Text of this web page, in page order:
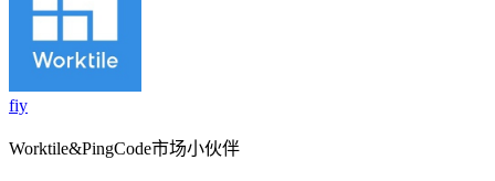
fiy
Worktile&PingCode市场小伙伴